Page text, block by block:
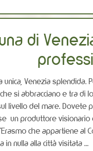
di
unica, Venezia splendida.
si abbracciano e tra di
livello del mare. Dovete
un produttore visionario
che appartiene al
in nulla alla città visitata ...